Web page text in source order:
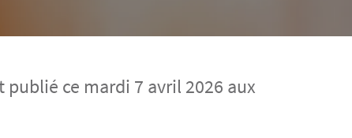
publié ce mardi 7 avril 2026 aux